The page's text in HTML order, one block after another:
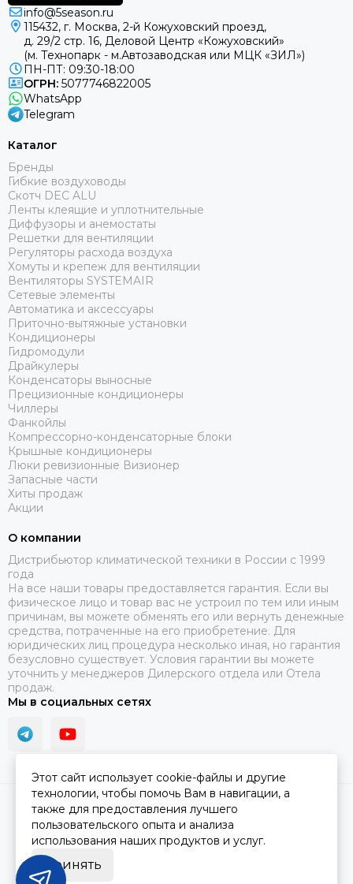
info@5season.ru
115432, г. Москва, 2-й Кожуховский проезд,
д. 29/2 стр. 16, Деловой Центр «Кожуховский»
(м. Технопарк - м.Автозаводская или МЦК «ЗИЛ»)
ПН-ПТ: 09:30-18:00
ОГРН: 5077746822005
WhatsApp
Telegram
Каталог
Бренды
Гибкие воздуховоды
Скотч DEC ALU
Ленты клеящие и уплотнительные
Диффузоры и анемостаты
Решетки для вентиляции
Регуляторы расхода воздуха
Хомуты и крепеж для вентиляции
Вентиляторы SYSTEMAIR
Сетевые элементы
Автоматика и аксессуары
Приточно-вытяжные установки
Кондиционеры
Гидромодули
Драйкулеры
Конденсаторы выносные
Прецизионные кондиционеры
Чиллеры
Фанкойлы
Компрессорно-конденсаторные блоки
Крышные кондиционеры
Люки ревизионные Визионер
Запасные части
Хиты продаж
Акции
О компании
Дистрибьютор климатической техники в России с 1999
года
На все наши товары предоставляется гарантия. Если вы
физическое лицо и товар вас не устроил по тем или иным
причинам, вы можете обменять его или вернуть денежные
средства, потраченные на его приобретение. Для
юридических лиц процедура несколько иная, но гарантия
безусловно существует. Условия гарантии вы можете
уточнить у менеджеров Дилерского отдела или Отела
продаж.
Мы в социальных сетях
2026 © ПЯТЫЙ СЕЗОН.Карта сайта
Этот сайт использует cookie-файлы и другие
технологии, чтобы помочь Вам в навигации, а
также для предоставления лучшего
пользовательского опыта и анализа
использования наших продуктов и услуг.
Принять